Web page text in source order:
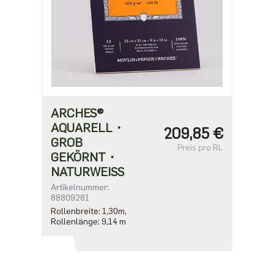
ARCHES®
AQUARELL・
GROB
GEKÖRNT・
NATURWEISS
Artikelnummer:
88809281
Rollenbreite: 1,30m,
Rollenlänge: 9,14 m
209,85 €
Preis pro RL